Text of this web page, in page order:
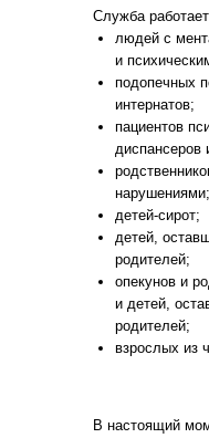
Служба
людей с
и
подопечных
интернатов;
пациентов
диспансеров
нарушениями;
детей-сирот;
детей,
родителей;
опекунов и
и детей,
родителей;
взрослых из
В настоящий